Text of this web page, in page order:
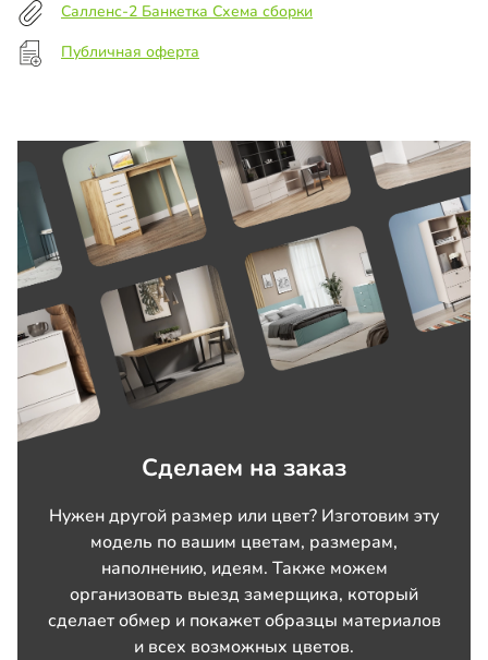
Салленс-2 Банкетка Схема сборки
Публичная оферта
Сделаем на заказ
Нужен другой размер или цвет? Изготовим эту
модель по вашим цветам, размерам,
наполнению, идеям. Также можем
организовать выезд замерщика, который
сделает обмер и покажет образцы материалов
и всех возможных цветов.